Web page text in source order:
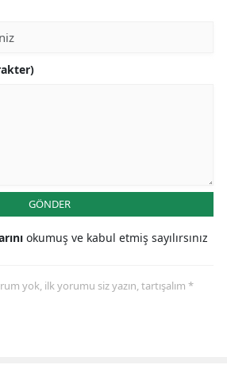
GÖNDER
okumuş ve kabul etmiş sayılırsınız
yok, ilk yorumu siz yazın, tartışalım *